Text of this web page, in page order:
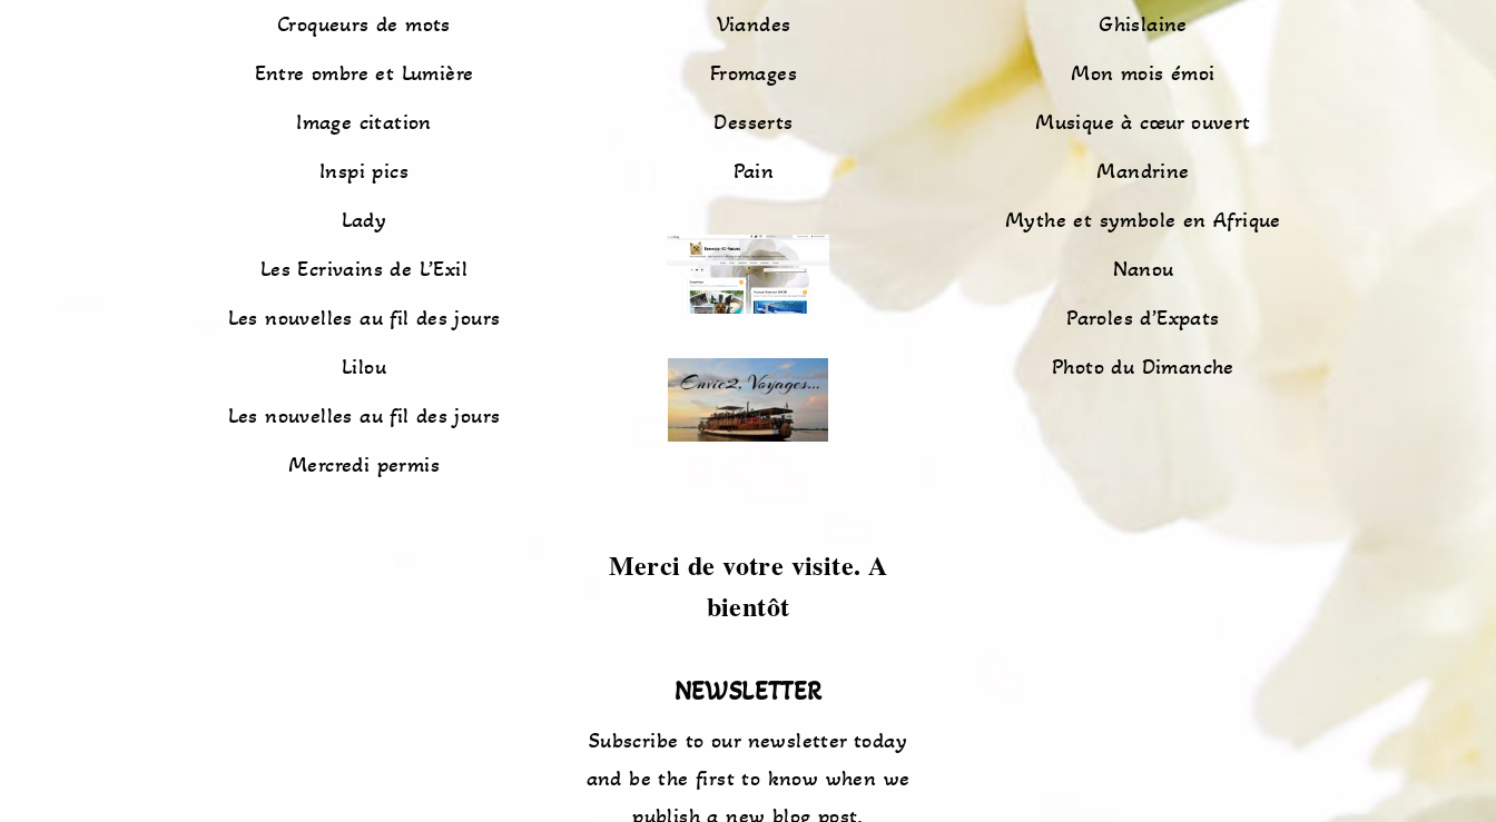
Croqueurs de mots
Entre ombre et Lumière
Image citation
Inspi pics
Lady
Les Ecrivains de L’Exil
Les nouvelles au fil des jours
Lilou
Les nouvelles au fil des jours
Mercredi permis
Viandes
Fromages
Desserts
Pain
Ghislaine
Mon mois émoi
Musique à cœur ouvert
Mandrine
Mythe et symbole en Afrique
Nanou
Paroles d’Expats
Photo du Dimanche
Merci de votre visite. A
bientôt
NEWSLETTER
Subscribe to our newsletter today
and be the first to know when we
publish a new blog post.